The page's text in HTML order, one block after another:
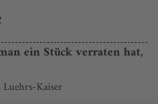
ein Stück verraten hat,
Kaiser